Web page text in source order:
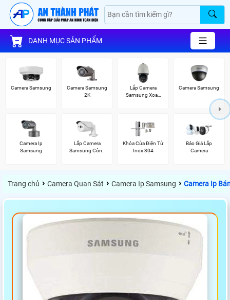
DANH MỤC SẢN PHẨM
Camera Samsung
Camera Samsung
2K
Lắp Camera
Samsung Xoay
Camera Samsung
Camera Ip
Samsung
Lắp Camera
Samsung Công
Khóa Cửa Điện Tử
Inox 304
Báo Giá Lắp
Camera
Trang chủ › Camera Quan Sát › Camera Ip Samsung › Camera Ip